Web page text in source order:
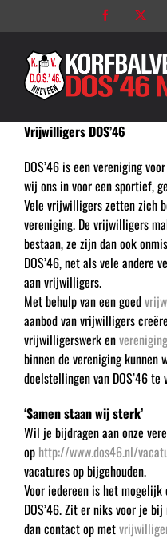
naar
Facebook
Vrijwilligers DOS’46
DOS’46 is een vereniging
wij ons in voor een sportief,
Vele vrijwilligers zetten zich
vereniging. De vrijwilligers
bestaan, ze zijn dan ook
DOS’46, net als vele andere
aan vrijwilligers.
Met behulp van een goed
aanbod van vrijwilligers
vrijwilligerswerk en
binnen de vereniging kunnen
doelstellingen van DOS’46 te
‘Samen staan wij sterk’
Wil je bijdragen aan onze
op http://www.dos46.nl/
vacatures op bijgehouden.
Voor iedereen is het
DOS’46. Zit er niks voor je
dan contact op met